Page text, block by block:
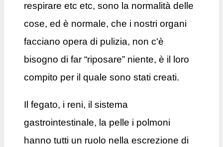
respirare etc etc, sono la normalità delle
cose, ed è normale, che i nostri organi
facciano opera di pulizia, non c'è
bisogno di far “riposare” niente, è il loro
compito per il quale sono stati creati.
Il fegato, i reni, il sistema
gastrointestinale, la pelle i polmoni
hanno tutti un ruolo nella escrezione di